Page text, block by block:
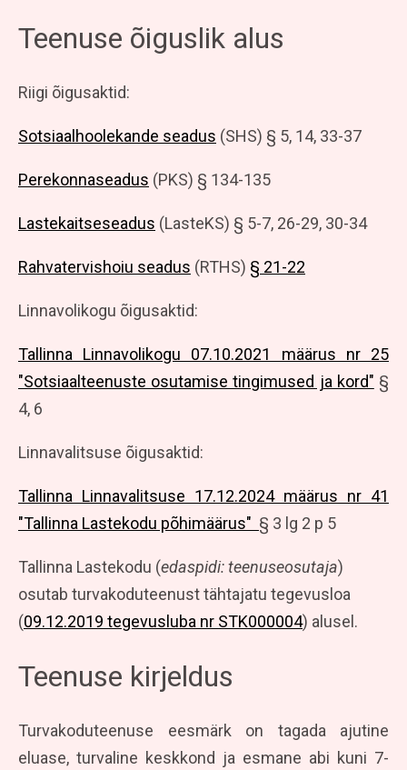
Teenuse õiguslik alus
Riigi õigusaktid:
Sotsiaalhoolekande seadus (SHS) § 5, 14, 33-37
Perekonnaseadus (PKS) § 134-135
Lastekaitseseadus (LasteKS) § 5-7, 26-29, 30-34
Rahvatervishoiu seadus (RTHS) § 21-22
Linnavolikogu õigusaktid:
Tallinna Linnavolikogu 07.10.2021 määrus nr 25
"Sotsiaalteenuste osutamise tingimused ja kord" §
4, 6
Linnavalitsuse õigusaktid:
Tallinna Linnavalitsuse 17.12.2024 määrus nr 41
"Tallinna Lastekodu põhimäärus" § 3 lg 2 p 5
Tallinna Lastekodu (edaspidi: teenuseosutaja)
osutab turvakoduteenust tähtajatu tegevusloa
(09.12.2019 tegevusluba nr STK000004) alusel.
Teenuse kirjeldus
Turvakoduteenuse eesmärk on tagada ajutine
eluase, turvaline keskkond ja esmane abi kuni 7-